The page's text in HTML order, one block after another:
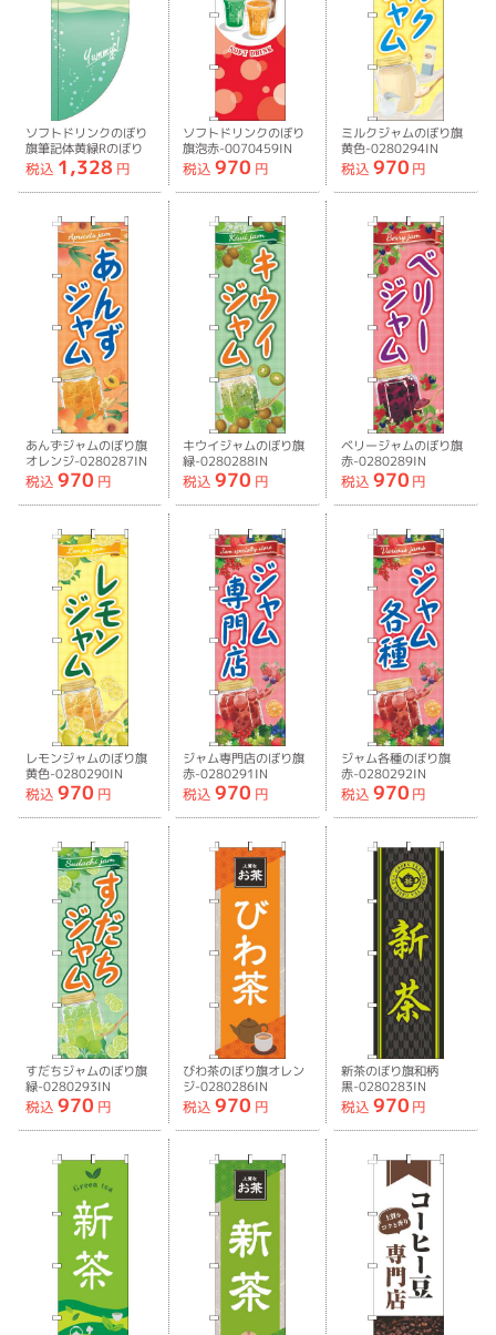
ソフトドリンクのぼり
旗筆記体黄緑Rのぼり
旗-0070458RIN
税込 1,328 円
ソフトドリンクのぼり
旗泡赤-0070459IN
税込 970 円
ミルクジャムのぼり旗
黄色-0280294IN
税込 970 円
あんずジャムのぼり旗
オレンジ-0280287IN
税込 970 円
キウイジャムのぼり旗
緑-0280288IN
税込 970 円
ベリージャムのぼり旗
赤-0280289IN
税込 970 円
レモンジャムのぼり旗
黄色-0280290IN
税込 970 円
ジャム専門店のぼり旗
赤-0280291IN
税込 970 円
ジャム各種のぼり旗
赤-0280292IN
税込 970 円
すだちジャムのぼり旗
緑-0280293IN
税込 970 円
びわ茶のぼり旗オレン
ジ-0280286IN
税込 970 円
新茶のぼり旗和柄
黒-0280283IN
税込 970 円